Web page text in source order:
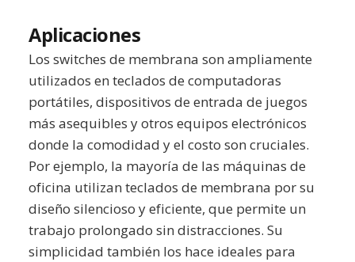
Aplicaciones
Los switches de membrana son ampliamente
utilizados en teclados de computadoras
portátiles, dispositivos de entrada de juegos
más asequibles y otros equipos electrónicos
donde la comodidad y el costo son cruciales.
Por ejemplo, la mayoría de las máquinas de
oficina utilizan teclados de membrana por su
diseño silencioso y eficiente, que permite un
trabajo prolongado sin distracciones. Su
simplicidad también los hace ideales para